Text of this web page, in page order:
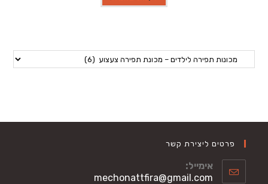
פרטים ליצירת קשר
אימייל:
mechonattfira@gmail.com